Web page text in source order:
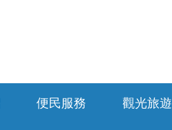
便民服務 觀光旅遊